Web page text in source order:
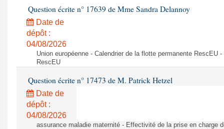
Dossiers législatifs
Budget et sécurité sociale
Questions écrites et orales
Comptes rendus des débats
Question écrite n° 17639 de Mme Sandra Delannoy
Date de
dépôt :
04/08/2026
Union européenne - Calendrier de la flotte permanente RescEU
RescEU
Question écrite n° 17473 de M. Patrick Hetzel
Date de
dépôt :
04/08/2026
assurance maladie maternité - Effectivité de la prise en charge